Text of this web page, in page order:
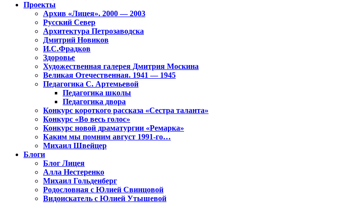
Проекты
Архив «Лицея». 2000 — 2003
Русский Север
Архитектура Петрозаводска
Дмитрий Новиков
И.С.Фрадков
Здоровье
Художественная галерея Дмитрия Москина
Великая Отечественная. 1941 — 1945
Педагогика С. Артемьевой
Педагогика школы
Педагогика двора
Конкурс короткого рассказа «Сестра таланта»
Конкурс «Во весь голос»
Конкурс новой драматургии «Ремарка»
Каким мы помним август 1991-го…
Михаил Швейцер
Блоги
Блог Лицея
Алла Нестеренко
Михаил Гольденберг
Родословная с Юлией Свинцовой
Видоискатель с Юлией Утышевой